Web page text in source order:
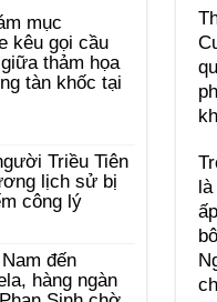
mục
kêu gọi cầu
thảm họa
tàn khốc tại
Triều Tiên
lịch sử bị
công lý
đến
hàng ngàn